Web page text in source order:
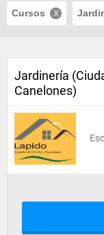
Cursos
Jardinería
Canelones)